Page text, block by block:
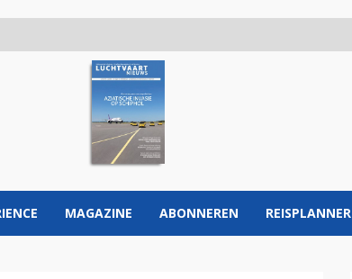
MAGAZINE ABONNEREN REISPLANNER